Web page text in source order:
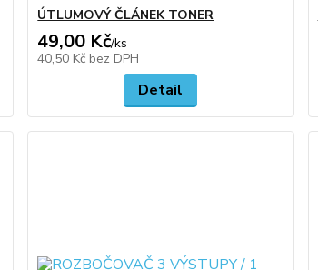
ÚTLUMOVÝ ČLÁNEK TONER
49,00 Kč/ks
40,50 Kč bez DPH
Detail